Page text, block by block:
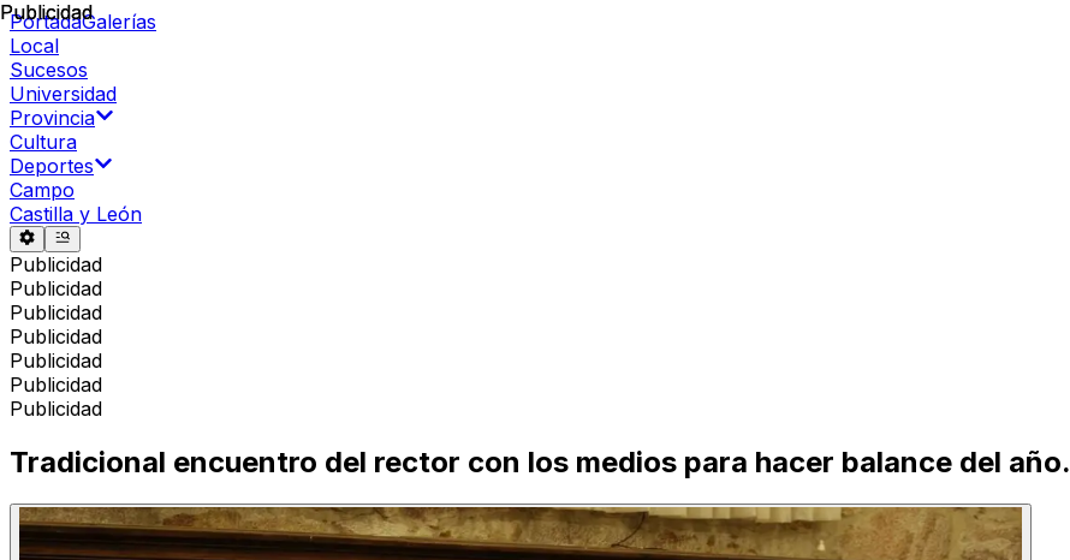
PortadaGalerías
Local
Sucesos
Universidad
Provincia
Cultura
Deportes
Campo
Castilla y León
Publicidad
Publicidad
Publicidad
Publicidad
Publicidad
Publicidad
Publicidad
Publicidad
Tradicional encuentro del rector con los medios para hacer balance del año.
Publicidad